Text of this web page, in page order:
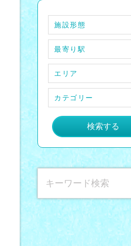
施設形態
最寄り駅
エリア
カテゴリー